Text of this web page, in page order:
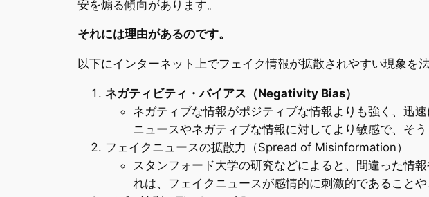
安を煽る傾向があります。
それには理由があるのです。
以下にインターネット上でフェイク情報が拡散されやすい現象を
ネガティビティ・バイアス（Negativity Bias）
ネガティブな情報がポジティブな情報よりも強く、迅
ニュースやネガティブな情報に対してより敏感で、そ
フェイクニュースの拡散力（Spread of Misinformation）
スタンフォード大学の研究などによると、間違った情
れは、フェイクニュースが感情的に刺激的であること